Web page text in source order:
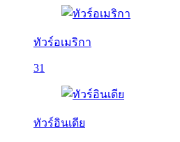
ทัวร์อเมริกา
31
ทัวร์อินเดีย